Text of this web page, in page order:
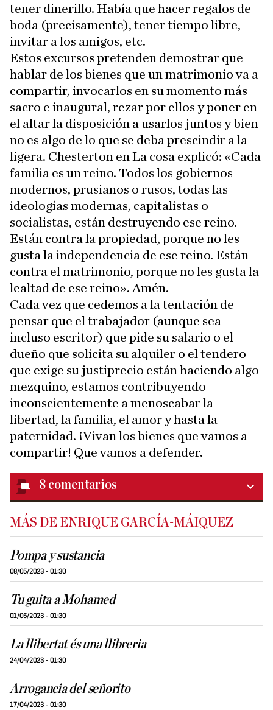
tener dinerillo. Había que hacer regalos de
boda (precisamente), tener tiempo libre,
invitar a los amigos, etc.
Estos excursos pretenden demostrar que
hablar de los bienes que un matrimonio va a
compartir, invocarlos en su momento más
sacro e inaugural, rezar por ellos y poner en
el altar la disposición a usarlos juntos y bien
no es algo de lo que se deba prescindir a la
ligera. Chesterton en La cosa explicó: «Cada
familia es un reino. Todos los gobiernos
modernos, prusianos o rusos, todas las
ideologías modernas, capitalistas o
socialistas, están destruyendo ese reino.
Están contra la propiedad, porque no les
gusta la independencia de ese reino. Están
contra el matrimonio, porque no les gusta la
lealtad de ese reino». Amén.
Cada vez que cedemos a la tentación de
pensar que el trabajador (aunque sea
incluso escritor) que pide su salario o el
dueño que solicita su alquiler o el tendero
que exige su justiprecio están haciendo algo
mezquino, estamos contribuyendo
inconscientemente a menoscabar la
libertad, la familia, el amor y hasta la
paternidad. ¡Vivan los bienes que vamos a
compartir! Que vamos a defender.
8 comentarios
MÁS DE ENRIQUE GARCÍA-MÁIQUEZ
Pompa y sustancia
08/05/2023 - 01:30
Tu guita a Mohamed
01/05/2023 - 01:30
La llibertat és una llibreria
24/04/2023 - 01:30
Arrogancia del señorito
17/04/2023 - 01:30